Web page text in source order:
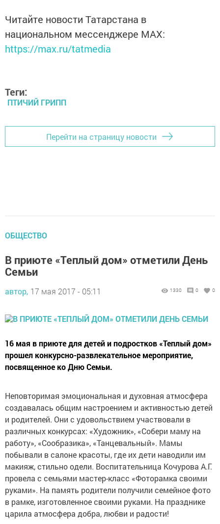
Читайте новости Татарстана в
национальном мессенджере MАХ:
https://max.ru/tatmedia
Теги:
ПТИЧИЙ ГРИПП
Перейти на страницу новости
ОБЩЕСТВО
В приюте «Теплый дом» отметили День
Семьи
автор, 17 мая 2017 - 05:11 1330 0 0
16 мая в приюте для детей и подростков «Теплый дом»
прошел конкурсно-развлекательное мероприятие,
посвященное ко Дню Семьи.
Неповторимая эмоциональная и духовная атмосфера
создавалась общим настроением и активностью детей
и родителей. Они с удовольствием участвовали в
различных конкурсах: «Художник», «Собери маму на
работу», «Сообразика», «Танцевальный». Мамы
побывали в салоне красоты, где их дети наводили им
макияж, стильно одели. Воспитательница Кочурова А.Г.
провела с семьями мастер-класс «Фоторамка своими
руками». На память родители получили семейное фото
в рамке, изготовленное своими руками. На празднике
царила атмосфера добра, любви и радости!